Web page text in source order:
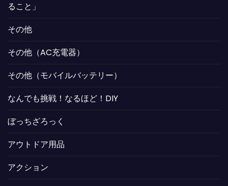
ること」
その他
その他（AC充電器）
その他（モバイルバッテリー）
なんでも挑戦！なるほど！DIY
ぼっちざろっく
アウトドア用品
アクション